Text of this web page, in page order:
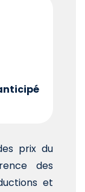
prix du
des
et